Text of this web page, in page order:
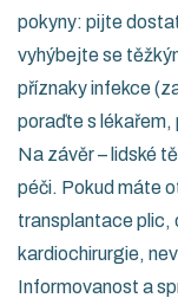
pokyny: pijte
vyhýbejte se
příznaky infekce
poraďte s lékařem,
Na závěr – lidské
péči. Pokud máte
transplantace plic,
kardiochirurgie,
Informovanost a